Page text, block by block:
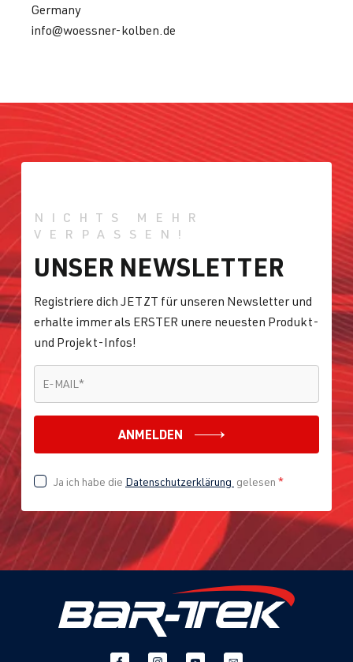
Germany
info@woessner-kolben.de
NICHTS MEHR
VERPASSEN!
UNSER NEWSLETTER
Registriere dich JETZT für unseren Newsletter und
erhalte immer als ERSTER unere neuesten Produkt-
und Projekt-Infos!
E-MAIL *
ANMELDEN
Ja ich habe die Datenschutzerklärung gelesen *